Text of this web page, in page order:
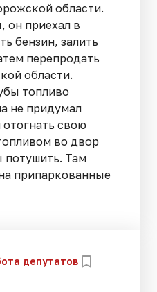
области.
он приехал в
бензин, залить
перепродать
области.
топливо
не придумал
отогнать свою
во двор
потушить. Там
припаркованные
депутатов